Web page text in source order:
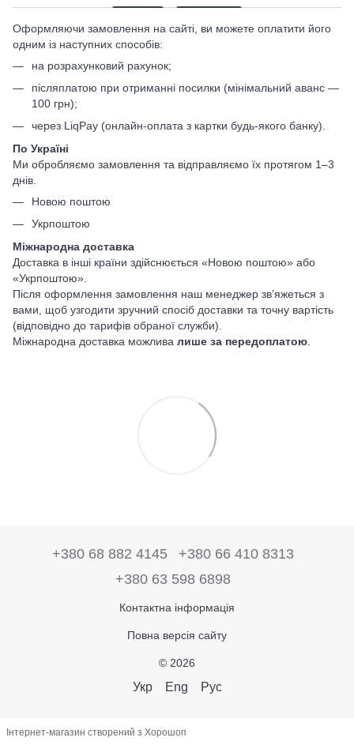
Оформляючи замовлення на сайті, ви можете оплатити його
одним із наступних способів:
на розрахунковий рахунок;
післяплатою при отриманні посилки (мінімальний аванс —
100 грн);
через LiqPay (онлайн-оплата з картки будь-якого банку).
По Україні
Ми обробляємо замовлення та відправляємо їх протягом 1–3
днів.
Новою поштою
Укрпоштою
Міжнародна доставка
Доставка в інші країни здійснюється «Новою поштою» або
«Укрпоштою».
Після оформлення замовлення наш менеджер зв’яжеться з
вами, щоб узгодити зручний спосіб доставки та точну вартість
(відповідно до тарифів обраної служби).
Міжнародна доставка можлива лише за передоплатою
+380 68 882 4145
+380 66 410 8313
+380 63 598 6898
Контактна інформація
Повна версія сайту
© 2026
Укр Eng Рус
Інтернет-магазин створений з Хорошоп